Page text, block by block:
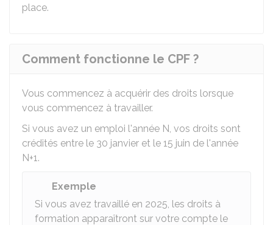
place.
Comment fonctionne le CPF ?
Vous commencez à acquérir des droits lorsque
vous commencez à travailler.
Si vous avez un emploi l'année N, vos droits sont
crédités entre le 30 janvier et le 15 juin de l'année
N+1.
Exemple
Si vous avez travaillé en 2025, les droits à
formation apparaîtront sur votre compte le